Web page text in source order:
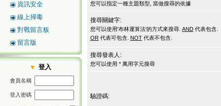
資訊安全
線上掃毒
對戰留言板
留言版
登入
會員名稱
登入密碼
您可以指定一種主題類型, 當做搜尋的依據
搜尋關鍵字:
您可以使用'布林運算法'的方式來搜尋. AND 代表包含.
OR 代表可包含. NOT 代表不包含.
搜尋發表人:
您可以使用 * 萬用字元搜尋
驗證碼: